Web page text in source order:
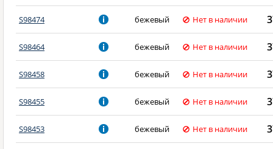
S98474 бежевый Нет в наличии
S98464 бежевый Нет в наличии
S98458 бежевый Нет в наличии
S98455 бежевый Нет в наличии
S98453 бежевый Нет в наличии